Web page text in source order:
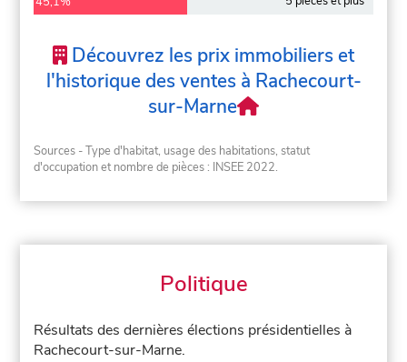
Découvrez les prix immobiliers et
l'historique des ventes à Rachecourt-
sur-Marne
Sources - Type d'habitat, usage des habitations, statut
d'occupation et nombre de pièces : INSEE 2022.
Politique
Résultats des dernières élections présidentielles à
Rachecourt-sur-Marne.